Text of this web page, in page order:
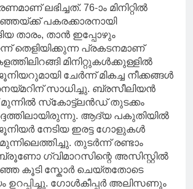
ലഭിച്ചത്. 76-ാം മിനിറ്റിൽ
പകരക്കാരനായി
താരം, താൻ ഇപ്പോഴും
തെളിയിക്കുന്ന പ്രകടനമാണ്
മിനിറ്റുകൾക്കുള്ളിൽ
ചേർന്ന് മികച്ച നീക്കങ്ങൾ
സാധിച്ചു. ബ്രസീലിയൻ
മുന്നിൽ സ്‌കോട്ട്‌ലൻഡ് തുടക്കം
ആദ്യ പകുതിയിൽ
നേടിയ ഇരട്ട ഗോളുകൾ
തുടർന്ന് രണ്ടാം
ഗ്വിമാറസിന്റെ അസിസ്റ്റിൽ
കൂടി സ്കോർ ചെയ്തതോടെ
ഉറപ്പിച്ചു. ഗോൾകീപ്പർ അലിസണും